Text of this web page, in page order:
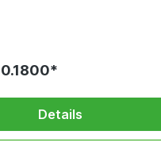
0.1800*
Details